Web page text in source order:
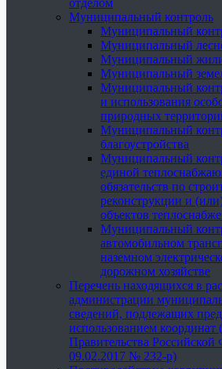
отделом
Муниципальный контроль
Муниципальный
Муниципальный
Муниципальный
Муниципальный
Муниципальный
и использования
природных
Муниципальный
благоустройства
Муниципальный
единой
обязательств по
реконструкции и
объектов
Муниципальный
автомобильном
наземном
дорожном хозяйстве
Перечень находящихся в
администрации
сведений, подлежащих
использованием координат
Правительства Российской
09.02.2017 № 232-р)